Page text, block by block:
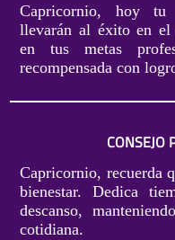
Capricornio, hoy tu
llevarán al éxito en el
en tus metas
recompensada con
CONSEJO
Capricornio, recuerda
bienestar. Dedica
descanso,
cotidiana.